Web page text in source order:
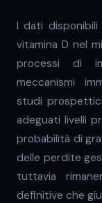
I dati disponibili
vitamina D nel
processi di
meccanismi
studi
adeguati livelli
probabilità di
delle perdite
tuttavia
definitive che